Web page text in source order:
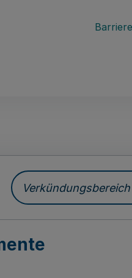
Verkündungsbereich